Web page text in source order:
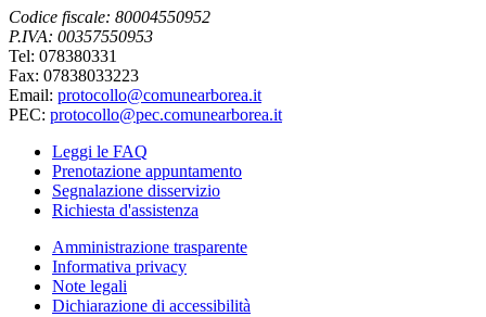
Codice fiscale: 80004550952
P.IVA: 00357550953
Tel: 078380331
Fax: 07838033223
Email: protocollo@comunearborea.it
PEC: protocollo@pec.comunearborea.it
Leggi le FAQ
Prenotazione appuntamento
Segnalazione disservizio
Richiesta d'assistenza
Amministrazione trasparente
Informativa privacy
Note legali
Dichiarazione di accessibilità